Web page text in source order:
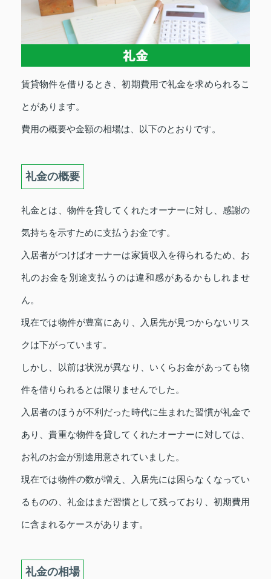
賃貸物件を借りるとき、初期費用で礼金を求められるこ
とがあります。
費用の概要や金額の相場は、以下のとおりです。
礼金の概要
礼金とは、物件を貸してくれたオーナーに対し、感謝の
気持ちを示すために支払うお金です。
入居者がつけばオーナーは家賃収入を得られるため、お
礼のお金を別途支払うのは違和感があるかもしれませ
ん。
現在では物件が豊富にあり、入居先が見つからないリス
クは下がっています。
しかし、以前は状況が異なり、いくらお金があっても物
件を借りられるとは限りませんでした。
入居者のほうが不利だった時代に生まれた習慣が礼金で
あり、貴重な物件を貸してくれたオーナーに対しては、
お礼のお金が別途用意されていました。
現在では物件の数が増え、入居先には困らなくなってい
るものの、礼金はまだ習慣として残っており、初期費用
に含まれるケースがあります。
礼金の相場